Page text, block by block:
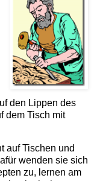
den Lippen des
dem Tisch mit
auf Tischen und
wenden sie sich
zu, lernen am